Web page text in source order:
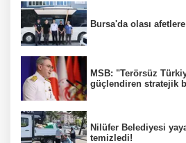
Bursa'da olası
MSB: "Terörsüz
güçlendiren stratejik
Nilüfer Belediyesi
temizledi!